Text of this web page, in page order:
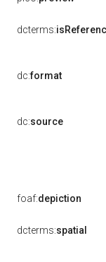
dcterms:
dc:format
dc:source
foaf:depiction
dcterms:spatial